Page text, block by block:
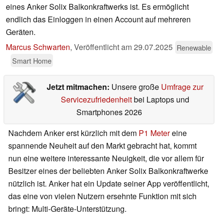
eines Anker Solix Balkonkraftwerks ist. Es ermöglicht
endlich das Einloggen in einen Account auf mehreren
Geräten.
Marcus Schwarten, Veröffentlicht am29.07.2025 Renewable
Smart Home
Jetzt mitmachen: Unsere große Umfrage zur
Servicezufriedenheitbei Laptops und
Smartphones 2026
Nachdem Anker erst kürzlich mit dem P1 Metereine
spannende Neuheit auf den Markt gebracht hat, kommt
nun eine weitere interessante Neuigkeit, die vor allem für
Besitzer eines der beliebten Anker Solix Balkonkraftwerke
nützlich ist. Anker hat ein Update seiner App veröffentlicht,
das eine von vielen Nutzern ersehnte Funktion mit sich
bringt: Multi-Geräte-Unterstützung.